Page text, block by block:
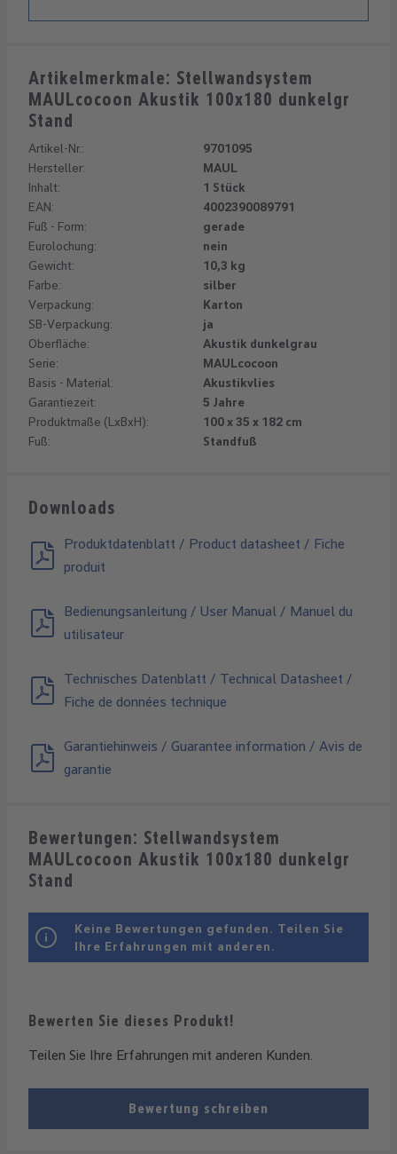
Artikelmerkmale: Stellwandsystem
MAULcocoon Akustik 100x180 dunkelgr
Stand
Artikel-Nr.:
9701095
Hersteller:
MAUL
Inhalt:
1 Stück
EAN:
4002390089791
Fuß - Form:
gerade
Eurolochung:
nein
Gewicht:
10,3 kg
Farbe:
silber
Verpackung:
Karton
SB-Verpackung:
ja
Oberfläche:
Akustik dunkelgrau
Serie:
MAULcocoon
Basis - Material:
Akustikvlies
Garantiezeit:
5 Jahre
Produktmaße (LxBxH):
100 x 35 x 182 cm
Fuß:
Standfuß
Downloads
Produktdatenblatt / Product datasheet / Fiche
produit
Bedienungsanleitung / User Manual / Manuel du
utilisateur
Technisches Datenblatt / Technical Datasheet /
Fiche de données technique
Garantiehinweis / Guarantee information / Avis de
garantie
Bewertungen: Stellwandsystem
MAULcocoon Akustik 100x180 dunkelgr
Stand
Bewerten Sie dieses Produkt!
Teilen Sie Ihre Erfahrungen mit anderen Kunden.
Bewertung schreiben
Keine Bewertungen gefunden. Teilen Sie
Ihre Erfahrungen mit anderen.